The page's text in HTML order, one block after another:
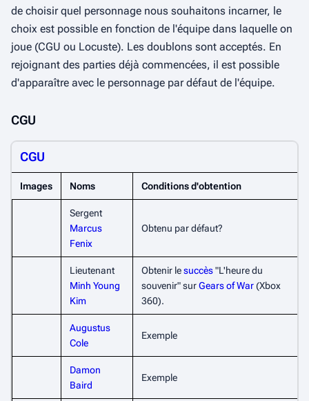
de choisir quel personnage nous souhaitons incarner, le
choix est possible en fonction de l'équipe dans laquelle on
joue (CGU ou Locuste). Les doublons sont acceptés. En
rejoignant des parties déjà commencées, il est possible
d'apparaître avec le personnage par défaut de l'équipe.
CGU
CGU
Images Noms Conditions d'obtention
Sergent
Marcus
Fenix
Obtenu par défaut?
Lieutenant
Minh Young
Kim
Obtenir lesuccès"L'heure du
souvenir" surGears of War(Xbox
360).
Augustus
Cole
Exemple
Damon
Baird
Exemple